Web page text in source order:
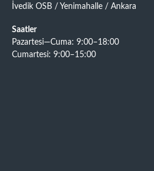
İvedik OSB / Yenimahalle / Ankara
Saatler
Pazartesi—Cuma: 9:00–18:00
Cumartesi: 9:00–15:00